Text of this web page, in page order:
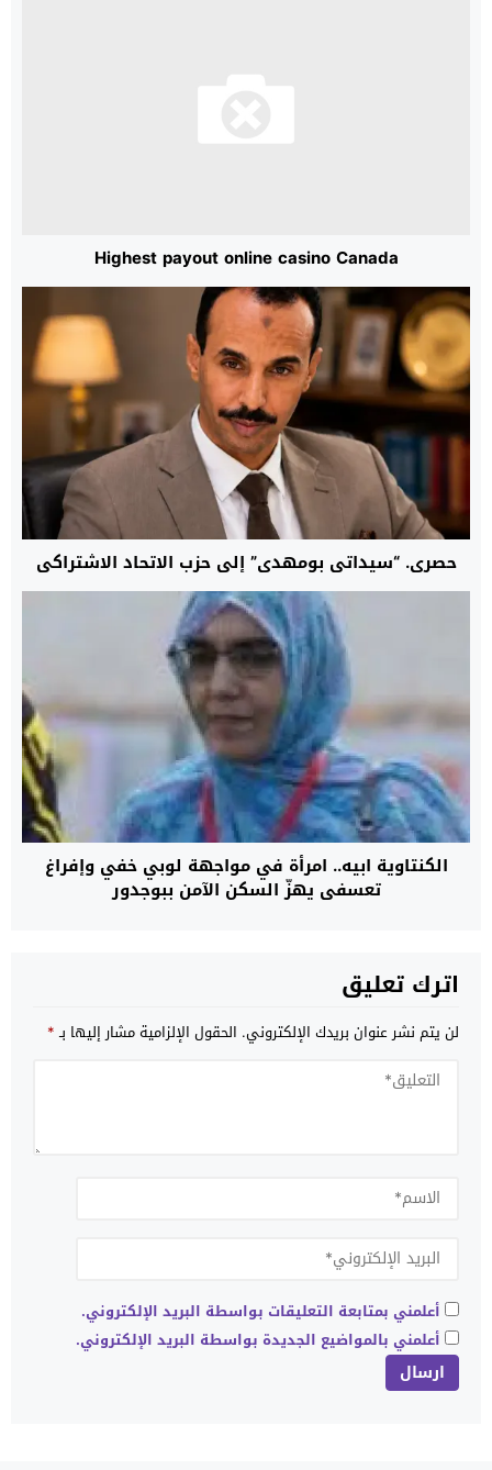
Highest payout online casino Canada
حصري. “سيداتي بومهدي” إلى حزب الاتحاد الاشتراكي
الكنتاوية ابيه.. امرأة في مواجهة لوبي خفي وإفراغ
تعسفي يهزّ السكن الآمن ببوجدور
اترك تعليق
لن يتم نشر عنوان بريدك الإلكتروني. الحقول الإلزامية مشار إليها بـ*
أعلمني بمتابعة التعليقات بواسطة البريد الإلكتروني.
أعلمني بالمواضيع الجديدة بواسطة البريد الإلكتروني.